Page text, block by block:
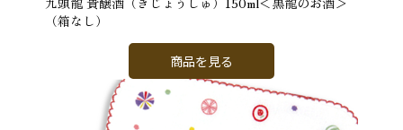
（箱なし）
商品を見る